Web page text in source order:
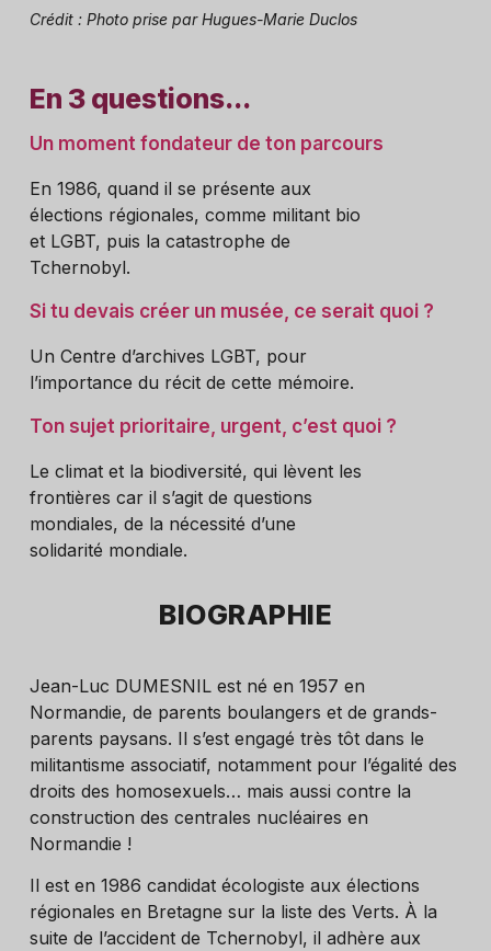
Crédit : Photo prise par Hugues-Marie Duclos
En 3 questions...
Un moment fondateur de ton parcours
En 1986, quand il se présente aux
élections régionales, comme militant bio
et LGBT, puis la catastrophe de
Tchernobyl.
Si tu devais créer un musée, ce serait quoi ?
Un Centre d’archives LGBT, pour
l’importance du récit de cette mémoire.
Ton sujet prioritaire, urgent, c’est quoi ?
Le climat et la biodiversité, qui lèvent les
frontières car il s’agit de questions
mondiales, de la nécessité d’une
solidarité mondiale.
BIOGRAPHIE
Jean-Luc DUMESNIL est né en 1957 en
Normandie, de parents boulangers et de grands-
parents paysans. Il s’est engagé très tôt dans le
militantisme associatif, notamment pour l’égalité des
droits des homosexuels… mais aussi contre la
construction des centrales nucléaires en
Normandie !
Il est en 1986 candidat écologiste aux élections
régionales en Bretagne sur la liste des Verts. À la
suite de l’accident de Tchernobyl, il adhère aux